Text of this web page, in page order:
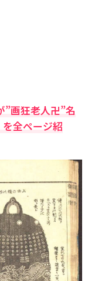
”画狂老人卍”名
全ページ紹